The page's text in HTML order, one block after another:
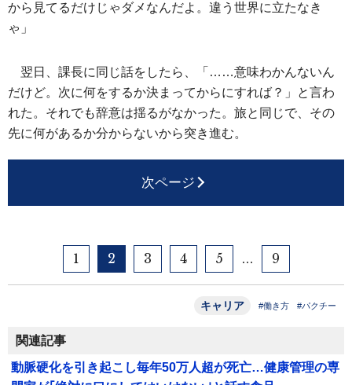
から見てるだけじゃダメなんだよ。違う世界に立たなき
ゃ」
翌日、課長に同じ話をしたら、「……意味わかんないん
だけど。次に何をするか決まってからにすれば？」と言わ
れた。それでも辞意は揺るがなかった。旅と同じで、その
先に何があるか分からないから突き進む。
次ページ
1 2 3 4 5 … 9
キャリア #働き方 #パクチー
関連記事
動脈硬化を引き起こし毎年50万人超が死亡…健康管理の専